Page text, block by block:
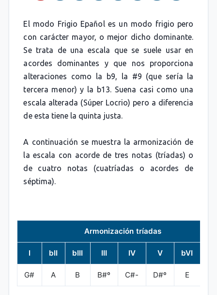
El modo Frigio Epañol es un modo frigio pero
con carácter mayor, o mejor dicho dominante.
Se trata de una escala que se suele usar en
acordes dominantes y que nos proporciona
alteraciones como la b9, la #9 (que sería la
tercera menor) y la b13. Suena casi como una
escala alterada (Súper Locrio) pero a diferencia
de esta tiene la quinta justa.
A continuación se muestra la armonización de
la escala con acorde de tres notas (tríadas) o
de cuatro notas (cuatríadas o acordes de
séptima).
Armonización tríadas
I bII bIII III IV V bVI
G# A B B#º C#- D#º E